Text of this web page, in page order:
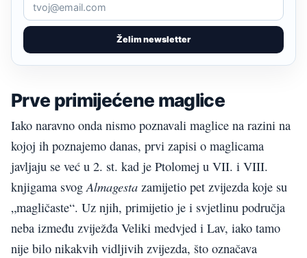
Želim newsletter
Prve primijećene maglice
Iako naravno onda nismo poznavali maglice na razini na
kojoj ih poznajemo danas, prvi zapisi o maglicama
javljaju se već u 2. st. kad je Ptolomej u VII. i VIII.
knjigama svogAlmagesta zamijetio pet zvijezda koje su
„magličaste“. Uz njih, primijetio je i svjetlinu područja
neba između zviježđa Veliki medvjed i Lav, iako tamo
nije bilo nikakvih vidljivih zvijezda, što označava